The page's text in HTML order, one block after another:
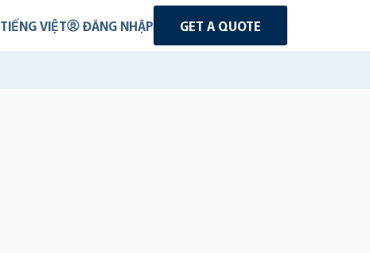
TIẾNG VIỆT ĐĂNG NHẬP GET A QUOTE